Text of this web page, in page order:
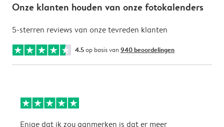
Onze klanten houden van onze fotokalenders
5-sterren reviews van onze tevreden klanten
4.5op basis van 940 beoordelingen
Enige dat ik zou aanmerken is dat er meer